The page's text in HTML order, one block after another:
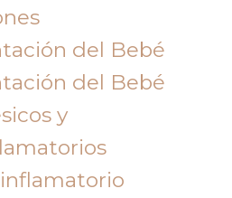
del Bebé
del Bebé
y